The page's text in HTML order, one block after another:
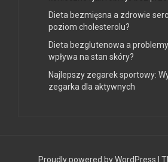
Dieta bezmięsna a zdrowie
poziom cholesterolu?
Dieta bezglutenowa a
wpływa na stan skóry?
Najlepszy zegarek sportowy:
zegarka dla aktywnych
Proudly powered by WordPress